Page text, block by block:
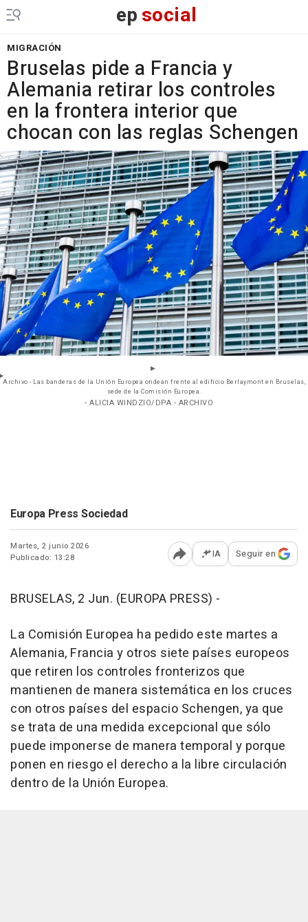
epsocial
MIGRACIÓN
Bruselas pide a Francia y
Alemania retirar los controles
en la frontera interior que
chocan con las reglas Schengen
Archivo - Las banderas de la Unión Europea ondean frente al edificio Berlaymont en Bruselas,
sede de la Comisión Europea.
- ALICIA WINDZIO/DPA - ARCHIVO
Europa Press Sociedad
Martes, 2 junio 2026
Publicado: 13:28
Abrir opciones para
IA Seguir en
BRUSELAS, 2 Jun. (EUROPA PRESS) -
La Comisión Europea ha pedido este martes a
Alemania, Francia y otros siete países europeos
que retiren los controles fronterizos que
mantienen de manera sistemática en los cruces
con otros países del espacio Schengen, ya que
se trata de una medida excepcional que sólo
puede imponerse de manera temporal y porque
ponen en riesgo el derecho a la libre circulación
dentro de la Unión Europea.